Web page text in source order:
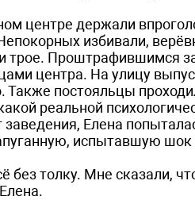
центре держали
избивали,
трое. Проштрафившимся
центра. На улицу
постояльцы
реальной
Елена
испытавшую
толку. Мне сказали,